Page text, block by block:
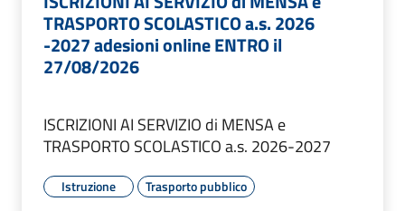
TRASPORTO SCOLASTICO a.s. 2026
-2027 adesioni online ENTRO il
27/08/2026
ISCRIZIONI AI SERVIZIO di MENSA e
TRASPORTO SCOLASTICO a.s. 2026-2027
Istruzione Trasporto pubblico